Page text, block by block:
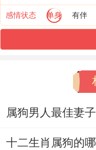
澜下把婚姻大事
为了让感情上的
可以常常佩戴一
身者佩戴 - 寓意
或已婚者佩戴，
良桃花~加固正缘
感情状态 单身 有伴